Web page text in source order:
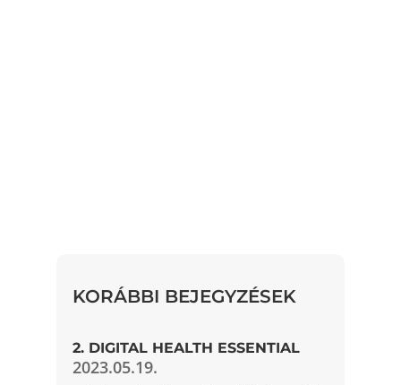
KORÁBBI BEJEGYZÉSEK
2. DIGITAL HEALTH ESSENTIAL
2023.05.19.